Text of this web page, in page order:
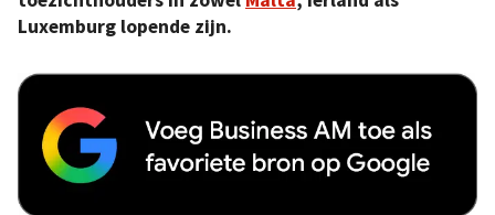
Luxemburg lopende zijn.